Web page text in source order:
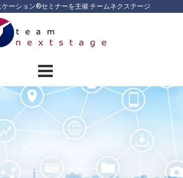
ーション®︎セミナーを主催 チームネクステージ